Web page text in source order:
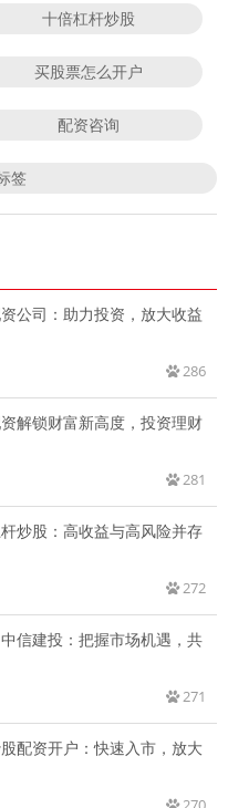
十倍杠杆炒股
买股票怎么开户
配资咨询
签
公司：助力投资，放大收益
286
解锁财富新高度，投资理财
281
炒股：高收益与高风险并存
272
信建投：把握市场机遇，共
271
配资开户：快速入市，放大